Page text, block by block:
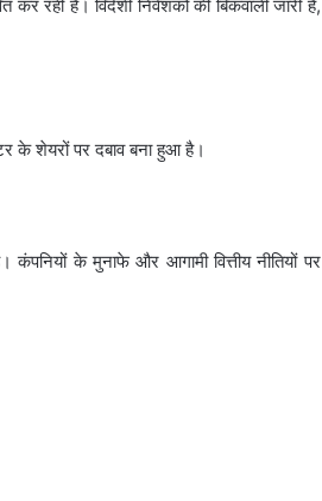
रही है। विदेशी निवेशकों की बिकवाली जारी है,
के शेयरों पर दबाव बना हुआ है।
के मुनाफे और आगामी वित्तीय नीतियों पर